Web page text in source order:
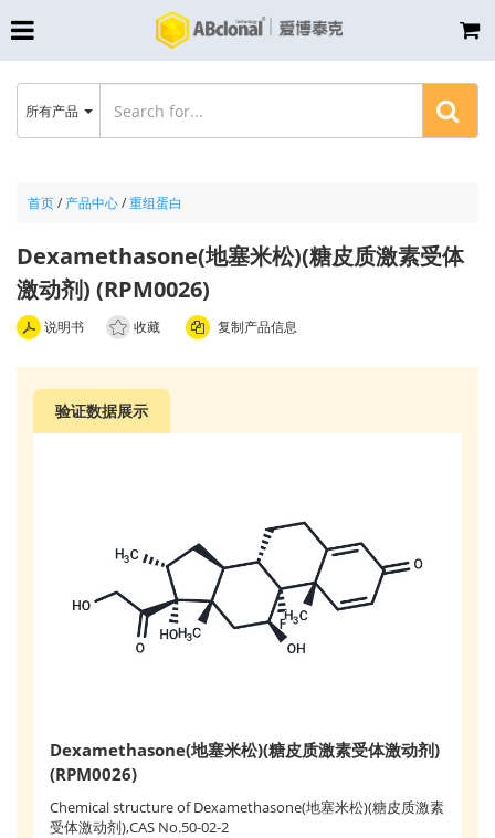
首页/ 产品中心/重组蛋白
Dexamethasone(地塞米松)(糖皮质激素受体
激动剂) (RPM0026)
说明书 收藏 复制产品信息
验证数据展示
Dexamethasone(地塞米松)(糖皮质激素受体激动剂)
(RPM0026)
Chemical structure of Dexamethasone(地塞米松)(糖皮质激素
受体激动剂),CAS No.50-02-2
所有产品